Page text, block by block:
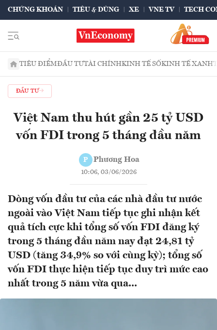
CHỨNG KHOÁN TIÊU & DÙNG XE VNE TV TECH
TIÊU ĐIỂMĐẦU TƯTÀI CHÍNHKINH TẾ SỐKINH TẾ XANH
ĐẦU TƯ
Việt Nam thu hút gần 25 tỷ USD
vốn FDI trong 5 tháng đầu năm
P Phương Hoa
10:06, 03/06/2026
Dòng vốn đầu tư của các nhà đầu tư nước
ngoài vào Việt Nam tiếp tục ghi nhận kết
quả tích cực khi tổng số vốn FDI đăng ký
trong 5 tháng đầu năm nay đạt 24,81 tỷ
USD (tăng 34,9% so với cùng kỳ); tổng số
vốn FDI thực hiện tiếp tục duy trì mức cao
nhất trong 5 năm vừa qua...